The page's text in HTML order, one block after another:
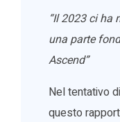
“Il 2023 ci ha
una parte
Ascend”
Nel tentativo
questo